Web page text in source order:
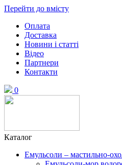
Перейти до вмісту
Оплата
Доставка
Новини і статті
Відео
Партнери
Контакти
0
Каталог
Емульсоли – мастильно-